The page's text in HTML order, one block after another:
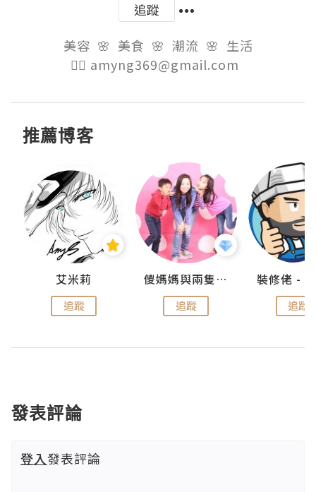
追蹤
美容  🌸  美食  🌸  潮流  🌸  生活
👉🏻 amyng369@gmail.com
推薦博客
艾米莉
追蹤
儍媽媽與兩隻小魔怪之家
追蹤 追蹤
發表評論
登入發表評論